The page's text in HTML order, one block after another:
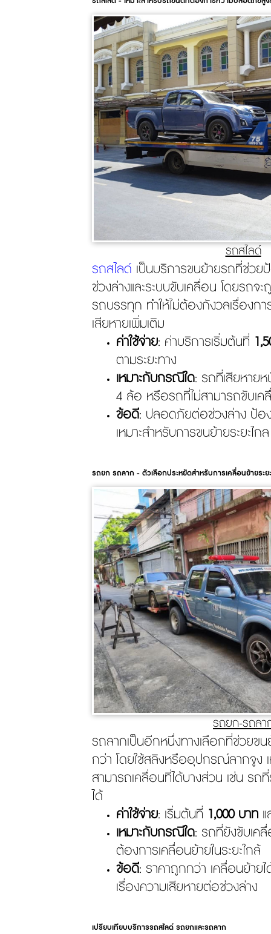
รถสไลด์
รถสไลด์ เป็นบริการขนย้ายรถที่ช่วย
ช่วงล่างและระบบขับเคลื่อน โดยรถจ
รถบรรทุก ทำให้ไม่ต้องกังวลเรื่องก
เสียหายเพิ่มเติม
ค่าใช้จ่าย: ค่าบริการเริ่มต้นที่
ตามระยะทาง
เหมาะกับกรณีใด: รถที่เสียหาย
4 ล้อ หรือรถที่ไม่สามารถขับเค
ข้อดี: ปลอดภัยต่อช่วงล่าง ป้อง
เหมาะสำหรับการขนย้ายระยะไกล
รถยก รถลาก - ตัวเลือกประหยัดสำหรับการเคลื่อนย้ายระย
รถยก-รถลา
รถลากเป็นอีกหนึ่งทางเลือกที่ช่วยข
กว่า โดยใช้สลิงหรืออุปกรณ์ลากจูง
สามารถเคลื่อนที่ได้บางส่วน เช่น รถ
ได้
ค่าใช้จ่าย: เริ่มต้นที่ 1,000 บาท
เหมาะกับกรณีใด: รถที่ยังขับเค
ต้องการเคลื่อนย้ายในระยะใกล้
ข้อดี: ราคาถูกกว่า เคลื่อนย้าย
เรื่องความเสียหายต่อช่วงล่าง
เปรียบเทียบบริการรถสไลด์ รถยกและรถลาก